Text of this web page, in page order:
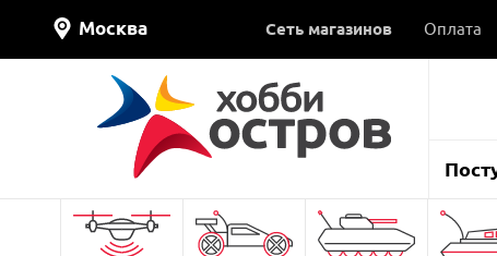
Москва Сеть магазинов Оплата